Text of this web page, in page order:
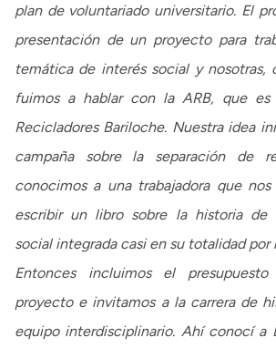
plan de voluntariado universitario. El
presentación de un proyecto para
temática de interés social y nosotras,
fuimos a hablar con la ARB, que
Recicladores Bariloche. Nuestra idea
campaña sobre la separación de
conocimos a una trabajadora que
escribir un libro sobre la historia de
social integrada casi en su totalidad por
Entonces incluimos el
proyecto e invitamos a la carrera de
equipo interdisciplinario. Ahí conocí a